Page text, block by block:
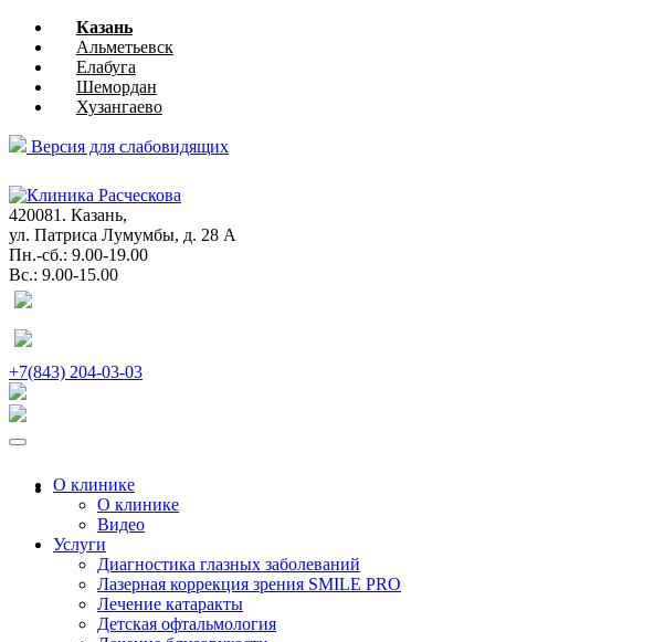
Казань
Альметьевск
Елабуга
Шемордан
Хузангаево
Версия для слабовидящих
420081. Казань,
ул. Патриса Лумумбы, д. 28 А
Пн.-сб.: 9.00-19.00
Вс.: 9.00-15.00
+7(843) 204-03-03
О клинике
О клинике
Видео
Услуги
Диагностика глазных заболеваний
Лазерная коррекция зрения SMILE PRO
Лечение катаракты
Детская офтальмология